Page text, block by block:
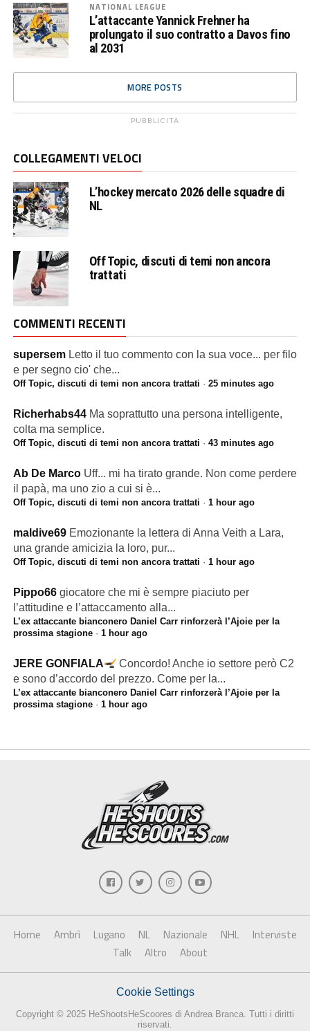
NATIONAL LEAGUE
L’attaccante Yannick Frehner ha
prolungato il suo contratto a Davos fino
al 2031
MORE POSTS
PUBBLICITÀ
COLLEGAMENTI VELOCI
L’hockey mercato 2026 delle squadre di
NL
Off Topic, discuti di temi non ancora
trattati
COMMENTI RECENTI
supersem Letto il tuo commento con la sua voce... per filo
e per segno cio' che...
Off Topic, discuti di temi non ancora trattati · 25 minutes ago
Richerhabs44 Ma soprattutto una persona intelligente,
colta ma semplice.
Off Topic, discuti di temi non ancora trattati · 43 minutes ago
Ab De Marco Uff... mi ha tirato grande. Non come perdere
il papà, ma uno zio a cui si è...
Off Topic, discuti di temi non ancora trattati · 1 hour ago
maldive69 Emozionante la lettera di Anna Veith a Lara,
una grande amicizia la loro, pur...
Off Topic, discuti di temi non ancora trattati · 1 hour ago
Pippo66 giocatore che mi è sempre piaciuto per
l’attitudine e l’attaccamento alla...
L’ex attaccante bianconero Daniel Carr rinforzerà l’Ajoie per la
prossima stagione· 1 hour ago
JERE GONFIALA
Concordo! Anche io settore però C2
e sono d’accordo del prezzo. Come per la...
L’ex attaccante bianconero Daniel Carr rinforzerà l’Ajoie per la
prossima stagione· 1 hour ago
Home Ambrì Lugano NL Nazionale NHL
Interviste
Talk
Altro About
Cookie Settings
Copyright © 2025 HeShootsHeScoores di Andrea Branca. Tutti i diritti
riservati.